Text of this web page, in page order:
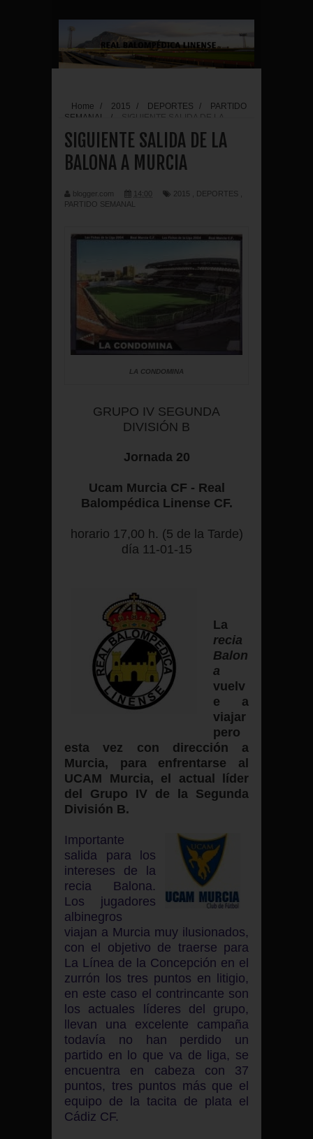
Home / 2015 / DEPORTES /
PARTIDO
SEMANAL
/
SIGUIENTE SALIDA DE LA
SIGUIENTE SALIDA DE LA
BALONA A MURCIA
blogger.com 14:00 2015 DEPORTES
PARTIDO SEMANAL
LA CONDOMINA
GRUPO IV SEGUNDA
DIVISIÓN B
Jornada 20
Ucam Murcia CF - Real
Balompédica Linense CF.
horario 17,00 h. (5 de la Tarde)
día 11-01-15
La
recia
Balon
a
vuelv
e a
viajar
pero
esta vez con dirección a
Murcia, para enfrentarse al
UCAM Murcia, el actual líder
del Grupo IV de la Segunda
División B.
Importante
salida para los
intereses de la
recia Balona.
Los jugadores
albinegros
viajan a Murcia muy ilusionados,
con el objetivo de traerse para
La Línea de la Concepción en el
zurrón los tres puntos en litigio,
en este caso el contrincante son
los actuales líderes del grupo,
llevan una excelente campaña
todavía no han perdido un
partido en lo que va de liga, se
encuentra en cabeza con 37
puntos, tres puntos más que el
equipo de la tacita de plata el
Cádiz CF.